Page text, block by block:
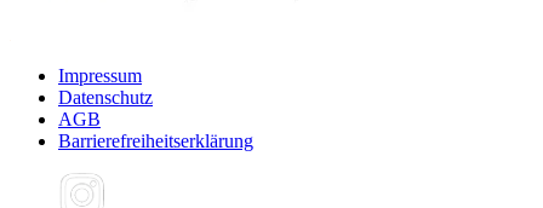
Impressum
Datenschutz
AGB
Barrierefreiheitserklärung